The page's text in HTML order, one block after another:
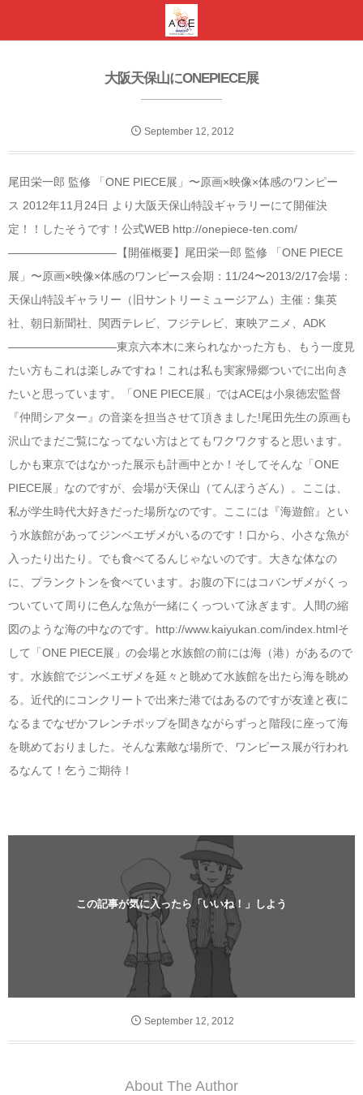
大阪天保山にONEPIECE展
September 12 2012
尾田栄一郎 監修 「ONE PIECE展」〜原画×映像×体感のワンピー
ス 2012年11月24日 より大阪天保山特設ギャラリーにて開催決
定！！したそうです！公式WEB http://onepiece-ten.com/
—————————–【開催概要】尾田栄一郎 監修 「ONE PIECE
展」〜原画×映像×体感のワンピース会期：11/24〜2013/2/17会場：
天保山特設ギャラリー（旧サントリーミュージアム）主催：集英
社、朝日新聞社、関西テレビ、フジテレビ、東映アニメ、ADK
—————————–東京六本木に来られなかった方も、もう一度見
たい方もこれは楽しみですね！これは私も実家帰郷ついでに出向き
たいと思っています。「ONE PIECE展」ではACEは小泉徳宏監督
『仲間シアター』の音楽を担当させて頂きました!尾田先生の原画も
沢山でまだご覧になってない方はとてもワクワクすると思います。
しかも東京ではなかった展示も計画中とか！そしてそんな「ONE
PIECE展」なのですが、会場が天保山（てんぽうざん）。ここは、
私が学生時代大好きだった場所なのです。ここには『海遊館』とい
う水族館があってジンベエザメがいるのです！口から、小さな魚が
入ったり出たり。でも食べてるんじゃないのです。大きな体なの
に、プランクトンを食べています。お腹の下にはコバンザメがくっ
ついていて周りに色んな魚が一緒にくっついて泳ぎます。人間の縮
図のような海の中なのです。http://www.kaiyukan.com/index.htmlそ
して「ONE PIECE展」の会場と水族館の前には海（港）があるので
す。水族館でジンベエザメを延々と眺めて水族館を出たら海を眺め
る。近代的にコンクリートで出来た港ではあるのですが友達と夜に
なるまでなぜかフレンチポップを聞きながらずっと階段に座って海
を眺めておりました。そんな素敵な場所で、ワンピース展が行われ
るなんて！乞うご期待！
この記事が気に入ったら「いいね！」しよう
September 12 2012
About The Author